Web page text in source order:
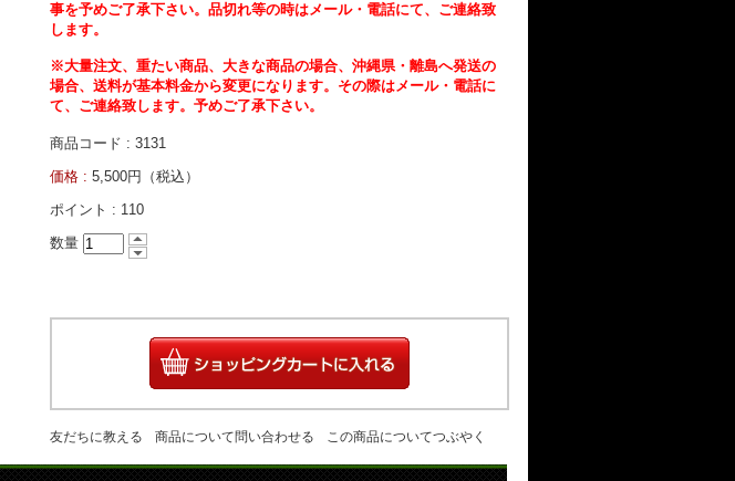
事を予めご了承下さい。品切れ等の時はメール・電話にて、ご連絡致
します。
※大量注文、重たい商品、大きな商品の場合、沖縄県・離島へ発送の
場合、送料が基本料金から変更になります。その際はメール・電話に
て、ご連絡致します。予めご了承下さい。
商品コード : 3131
価格 : 5,500円（税込）
ポイント : 110
数量
友だちに教える 商品について問い合わせる この商品についてつぶやく